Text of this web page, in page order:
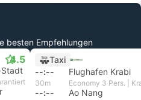
besten Empfehlungen
4.5
Stadt
Taxi
--:--
Flughafen Krabi
30m Economy 3 Pers. |
--:-- Ao Nang